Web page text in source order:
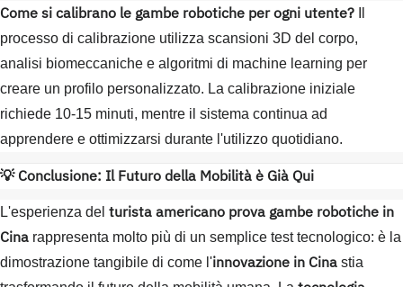
Come si calibrano le gambe robotiche per ogni utente?
processo di calibrazione utilizza scansioni 3D del corpo,
analisi biomeccaniche e algoritmi di machine learning per
creare un profilo personalizzato. La calibrazione iniziale
richiede 10-15 minuti, mentre il sistema continua ad
apprendere e ottimizzarsi durante l'utilizzo quotidiano.
💡 Conclusione: Il Futuro della Mobilità è Già Qui
L'esperienza del turista americano prova gambe robotiche in
Cina rappresenta molto più di un semplice test tecnologico: è la
dimostrazione tangibile di come l'innovazione in Cina stia